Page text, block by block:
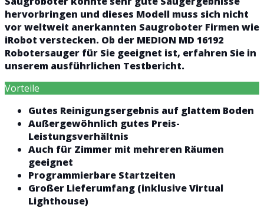
hervorbringen und dieses Modell muss sich nicht
vor weltweit anerkannten Saugroboter Firmen wie
iRobot verstecken. Ob der MEDION MD 16192
Robotersauger für Sie geeignet ist, erfahren Sie in
unserem ausführlichen Testbericht.
Vorteile
Gutes Reinigungsergebnis auf glattem Boden
Außergewöhnlich gutes Preis-
Leistungsverhältnis
Auch für Zimmer mit mehreren Räumen
geeignet
Programmierbare Startzeiten
Großer Lieferumfang (inklusive Virtual
Lighthouse)